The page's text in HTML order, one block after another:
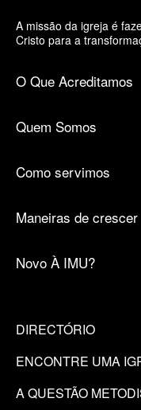
A missão da igreja é
Cristo para a
O Que Acreditamos
Quem Somos
Como servimos
Maneiras de crescer
Novo À IMU?
DIRECTÓRIO
ENCONTRE UMA
A QUESTÃO